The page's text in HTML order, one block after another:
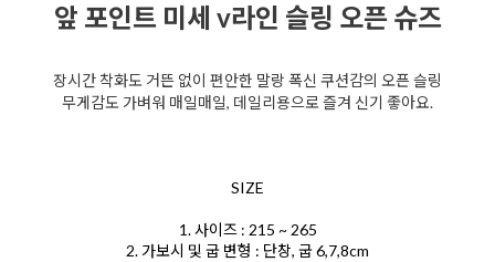
앞 포인트 미세 v라인 슬링 오픈 슈즈
장시간 착화도 거뜬 없이 편안한 말랑 폭신 쿠션감의 오픈 슬링
무게감도 가벼워 매일매일, 데일리용으로 즐겨 신기 좋아요.
SIZE
1. 사이즈 : 215 ~ 265
2. 가보시 및 굽 변형 : 단창, 굽 6,7,8cm